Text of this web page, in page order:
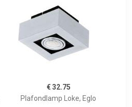
€ 32.75
Plafondlamp Loke, Eglo